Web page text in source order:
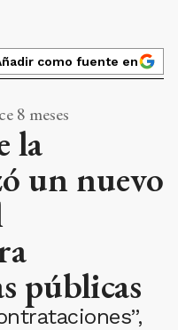
como fuente en
8 meses
la
un nuevo
públicas